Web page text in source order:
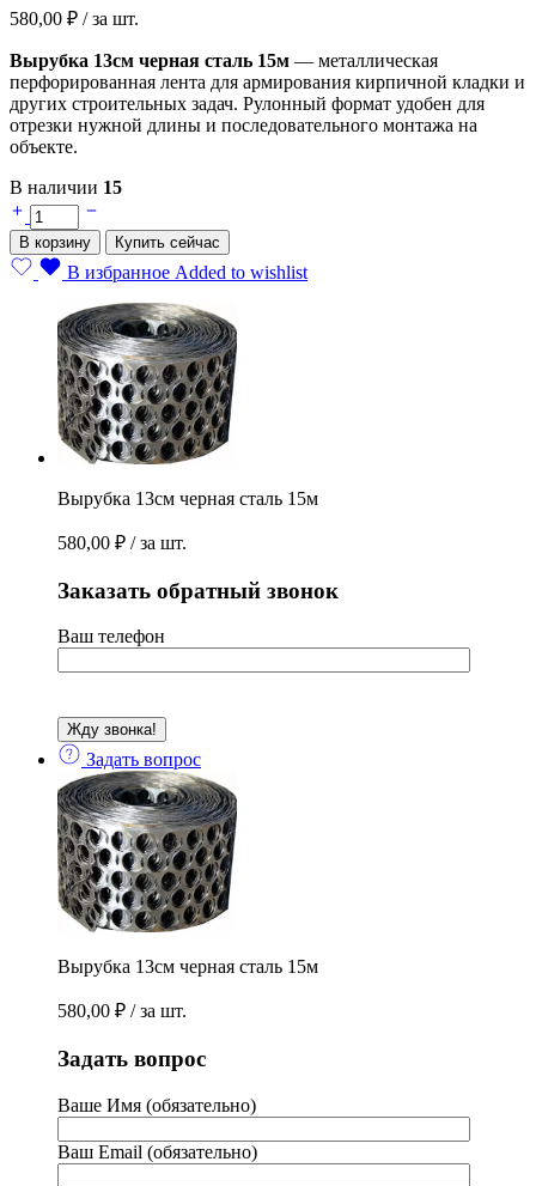
580,00 ₽ / за шт.
Вырубка 13см черная сталь 15м — металлическая
перфорированная лента для армирования кирпичной кладки и
других строительных задач. Рулонный формат удобен для
отрезки нужной длины и последовательного монтажа на
объекте.
В наличии 15
Вырубка
13см
черная
сталь
quantity
В корзину Купить сейчас
В избранное Added to wishlist
Вырубка 13см черная сталь 15м
580,00 ₽ / за шт.
Заказать обратный звонок
Ваш телефон
Задать вопрос
Вырубка 13см черная сталь 15м
580,00 ₽ / за шт.
Задать вопрос
Ваше Имя (обязательно)
Ваш Email (обязательно)